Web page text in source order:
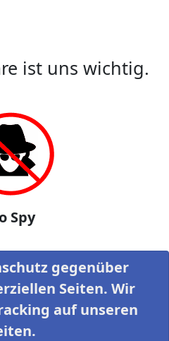
ist uns wichtig.
Spy
gegenüber
Seiten. Wir
auf unseren